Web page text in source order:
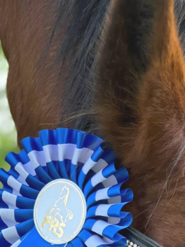
Siirry
sivun
sisältöön